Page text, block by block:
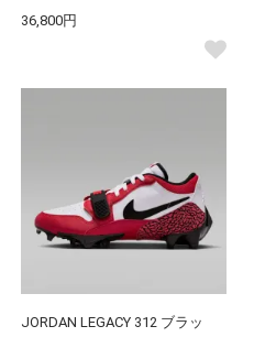
36,800円
JORDAN LEGACY 312 ブラッ